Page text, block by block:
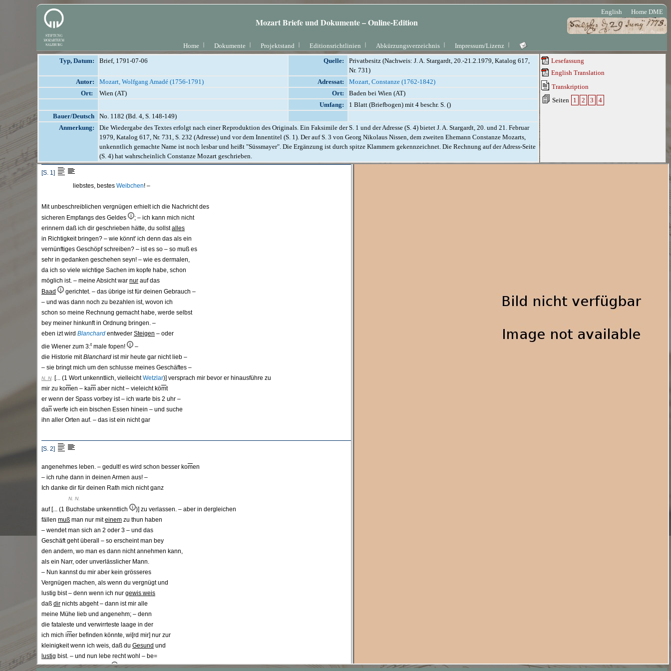
English Home DME
Mozart Briefe und Dokumente – Online-Edition
Home Dokumente Projektstand Editionsrichtlinien Abkürzungsverzeichnis Impressum/Lizenz
Typ, Datum: Brief, 1791-07-06 Quelle:
Privatbesitz (Nachweis: J. A. Stargardt, 20.-21.2.1979, Katalog 617,
Nr. 731)
Autor:
Mozart, Wolfgang Amadé (1756-1791) Adressat:
Mozart, Constanze (1762-1842)
Ort:
Wien (AT) Ort:
Baden bei Wien (AT)
Umfang:
1 Blatt (Briefbogen) mit 4 beschr. S. ()
Bauer/Deutsch
No. 1182 (Bd. 4, S. 148-149)
Anmerkung:
Die Wiedergabe des Textes erfolgt nach einer Reproduktion des Originals. Ein Faksimile der S. 1 und der Adresse (S. 4) bietet J. A. Stargardt, 20. und 21. Februar
1979, Katalog 617, Nr. 731, S. 232 (Adresse) und vor dem Innentitel (S. 1). Der auf S. 3 von Georg Nikolaus Nissen, dem zweiten Ehemann Constanze Mozarts,
unkenntlich gemachte Name ist noch lesbar und heißt "Süssmayer". Die Ergänzung ist durch spitze Klammern gekennzeichnet. Die Rechnung auf der Adress-Seite
(S. 4) hat wahrscheinlich Constanze Mozart geschrieben.
Lesefassung
English Translation
Transkription
Seiten 1 2 3 4